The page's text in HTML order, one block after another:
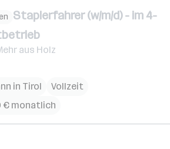
Staplerfahrer (w/m/d) - im 4-
aus Holz
in Tirol
Vollzeit
€ monatlich